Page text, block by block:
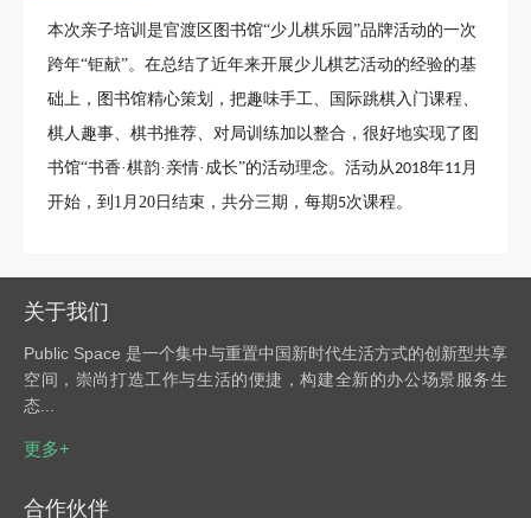
本次亲子培训是官渡区图书馆“少儿棋乐园”品牌活动的一次
跨年“钜献”。在总结了近年来开展少儿棋艺活动的经验的基
础上，图书馆精心策划，把趣味手工、国际跳棋入门课程、
棋人趣事、棋书推荐、对局训练加以整合，很好地实现了图
书馆“书香·棋韵·亲情·成长”的活动理念。 活动从2018年11月
开始，到1月20日结束，共分三期，每期 5次课程。
关于我们
Public Space 是一个集中与重置中国新时代生活方式的创新型共享
空间，崇尚打造工作与生活的便捷，构建全新的办公场景服务生
态...
更多+
合作伙伴